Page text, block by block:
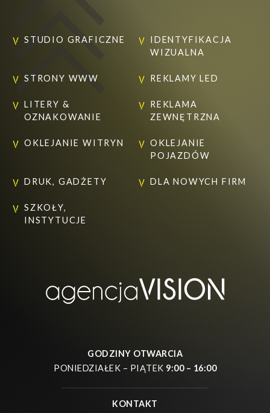
STUDIO GRAFICZNE
IDENTYFIKACJA
WIZUALNA
STRONY WWW REKLAMY LED
LITERY &
OZNAKOWANIE
REKLAMA
ZEWNĘTRZNA
OKLEJANIE WITRYN
OKLEJANIE
POJAZDÓW
DRUK, GADŻETY DLA NOWYCH FIRM
SZKOŁY,
INSTYTUCJE
GODZINY OTWARCIA
PONIEDZIAŁEK – PIĄTEK 9:00 – 16:00
KONTAKT